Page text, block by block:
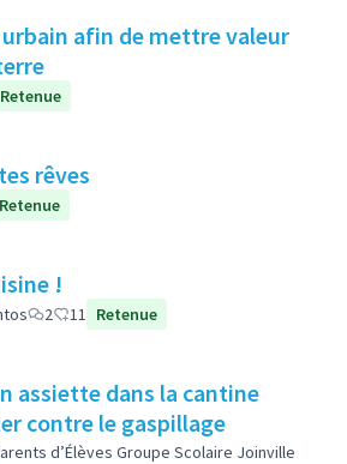
afin de mettre valeur
Retenue
rêves
Retenue
!
2 11 Retenue
assiette dans la cantine
contre le gaspillage
d’Élèves Groupe Scolaire Joinville